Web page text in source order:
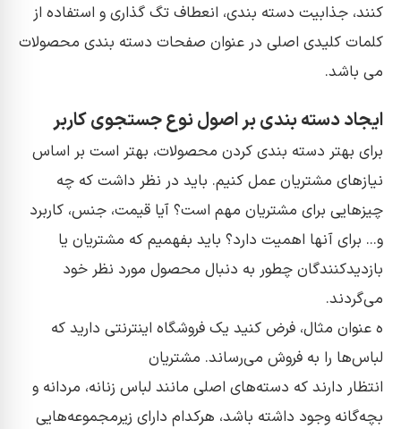
کنند، جذابیت دسته بندی، انعطاف تگ گذاری و استفاده از
کلمات کلیدی اصلی در عنوان صفحات دسته بندی محصولات
می باشد.
ایجاد دسته بندی بر اصول نوع جستجوی کاربر
برای بهتر دسته بندی کردن محصولات، بهتر است بر اساس
نیازهای مشتریان عمل کنیم. باید در نظر داشت که چه
چیزهایی برای مشتریان مهم است؟ آیا قیمت، جنس، کاربرد
و... برای آنها اهمیت دارد؟ باید بفهمیم که مشتریان یا
بازدیدکنندگان چطور به دنبال محصول مورد نظر خود
می‌گردند.
ه عنوان مثال، فرض کنید یک فروشگاه اینترنتی دارید که
لباس‌ها را به فروش می‌رساند. مشتریان
انتظار دارند که دسته‌های اصلی مانند لباس زنانه، مردانه و
بچه‌گانه وجود داشته باشد، هرکدام دارای زیرمجموعه‌هایی